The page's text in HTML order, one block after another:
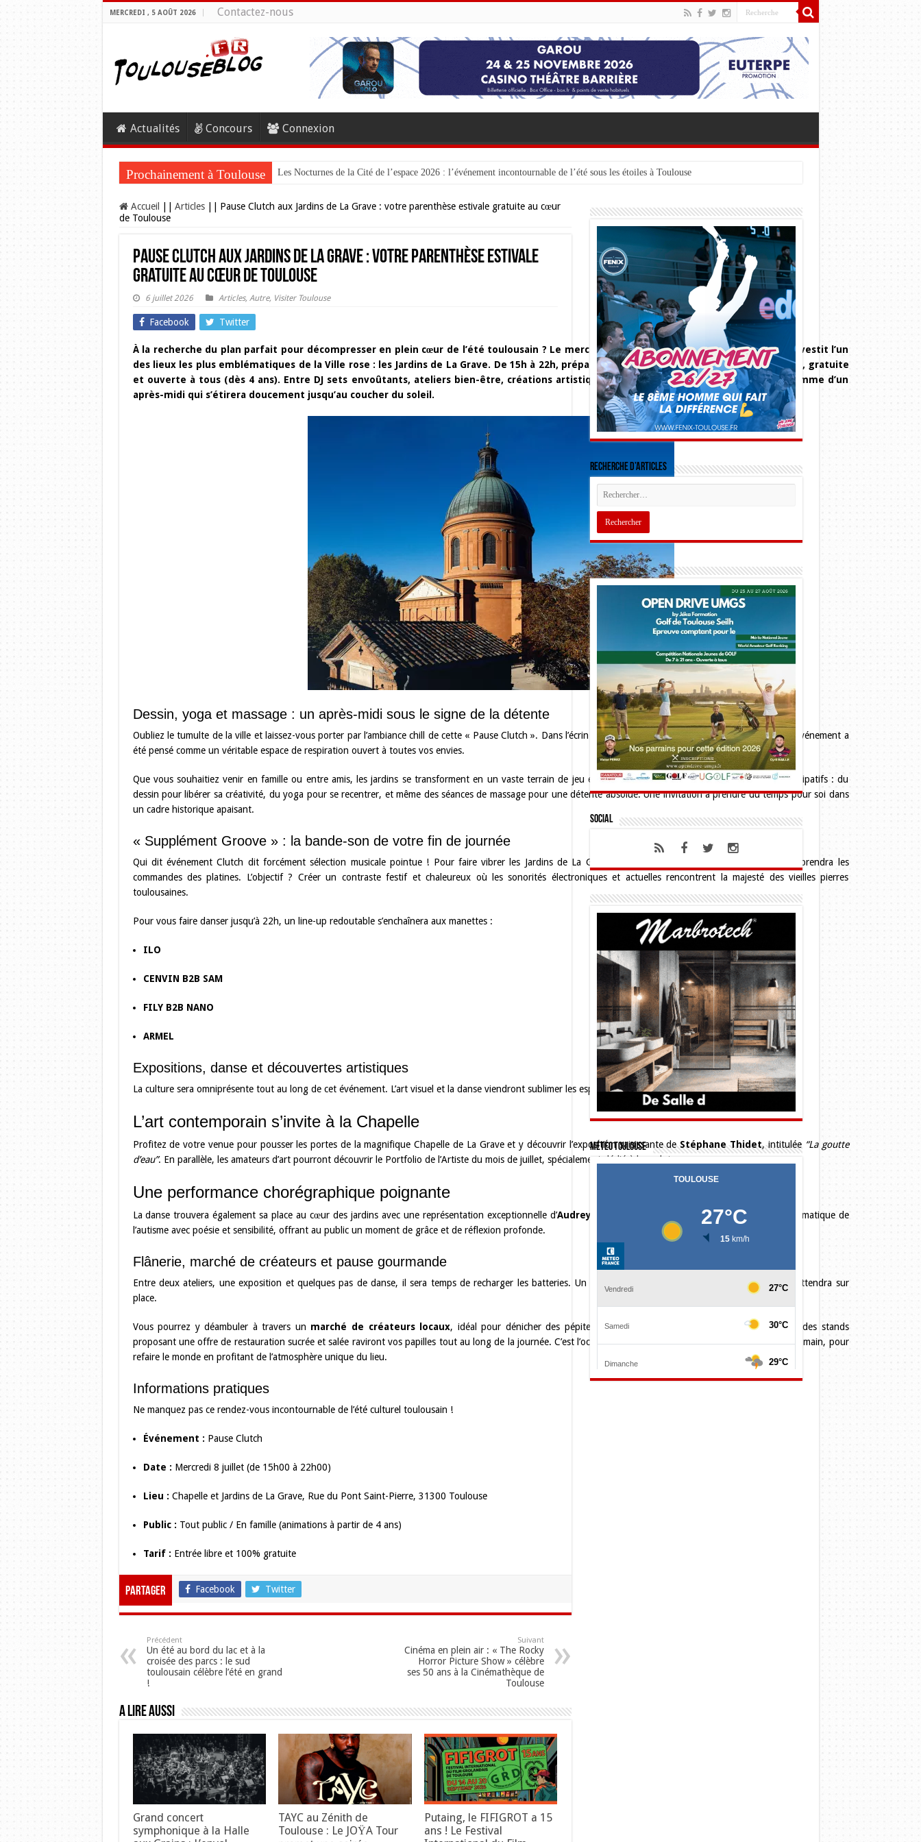
MERCREDI , 5 AOÛT 2026 Contactez-nous
Actualités Concours Connexion
Prochainement à Toulouse Les Nocturnes de la Cité de l’espace 2026 : l’événement incontournable de l’été sous les étoiles à Toulouse
Accueil Articles
Pause Clutch aux Jardins de La Grave : votre parenthèse estivale gratuite au cœur
de Toulouse
Pause Clutch aux Jardins de La Grave : votre parenthèse estivale
gratuite au cœur de Toulouse
6 juillet 2026 Articles, Autre, Visiter Toulouse
Facebook Twitter
À la recherche du plan parfait pour décompresser en plein cœur de l’été toulousain ? Le mercredi 8 juillet, le magazine culturel Clutch investit l’un
des lieux les plus emblématiques de la Ville rose : les Jardins de La Grave. De 15h à 22h, préparez-vous à vivre une parenthèse enchantée, gratuite
et ouverte à tous (dès 4 ans). Entre DJ sets envoûtants, ateliers bien-être, créations artistiques et gourmandises, découvrez le programme d’un
après-midi qui s’étirera doucement jusqu’au coucher du soleil.
Dessin, yoga et massage : un après-midi sous le signe de la détente
Oubliez le tumulte de la ville et laissez-vous porter par l’ambiance chill de cette « Pause Clutch ». Dans l’écrin exceptionnel et verdoyant du site de La Grave, l’événement a
été pensé comme un véritable espace de respiration ouvert à toutes vos envies.
Que vous souhaitiez venir en famille ou entre amis, les jardins se transforment en un vaste terrain de jeu et de relaxation. Au programme des ateliers participatifs : du
dessin pour libérer sa créativité, du yoga pour se recentrer, et même des séances de massage pour une détente absolue. Une invitation à prendre du temps pour soi dans
un cadre historique apaisant.
« Supplément Groove » : la bande-son de votre fin de journée
Qui dit événement Clutch dit forcément sélection musicale pointue ! Pour faire vibrer les Jardins de La Grave, la programmation
prendra les
commandes des platines. L’objectif ? Créer un contraste festif et chaleureux où les sonorités électroniques et actuelles rencontrent la majesté des vieilles pierres
toulousaines.
Pour vous faire danser jusqu’à 22h, un line-up redoutable s’enchaînera aux manettes :
ILO
CENVIN B2B SAM
FILY B2B NANO
ARMEL
Expositions, danse et découvertes artistiques
La culture sera omniprésente tout au long de cet événement. L’art visuel et la danse viendront sublimer les espaces du site de La Grave :
L’art contemporain s’invite à la Chapelle
Profitez de votre venue pour pousser les portes de la magnifique Chapelle de La Grave et y découvrir l’exposition saisissante deStéphane Thidet, intitulée “La goutte
d’eau”. En parallèle, les amateurs d’art pourront découvrir le Portfolio de l’Artiste du mois de juillet, spécialement dédié à la sculpture.
Une performance chorégraphique poignante
La danse trouvera également sa place au cœur des jardins avec une représentation exceptionnelle d’Audrey Jupille “2 avril 2006”aborde la thématique de
l’autisme avec poésie et sensibilité, offrant au public un moment de grâce et de réflexion profonde.
Flânerie, marché de créateurs et pause gourmande
Entre deux ateliers, une exposition et quelques pas de danse, il sera temps de recharger les batteries. Un espace entièrement pensé pour la flânerie vous attendra sur
place.
Vous pourrez y déambuler à travers un marché de créateurs locaux, idéal pour dénicher des pépites artisanales. Côté restauration, une buvette et des stands
proposant une offre de restauration sucrée et salée raviront vos papilles tout au long de la journée. C’est l’occasion rêvée de s’attabler entre amis, un verre à la main, pour
refaire le monde en profitant de l’atmosphère unique du lieu.
Informations pratiques
Ne manquez pas ce rendez-vous incontournable de l’été culturel toulousain !
Événement : Pause Clutch
Date : Mercredi 8 juillet (de 15h00 à 22h00)
Lieu : Chapelle et Jardins de La Grave, Rue du Pont Saint-Pierre, 31300 Toulouse
Public : Tout public / En famille (animations à partir de 4 ans)
Tarif : Entrée libre et 100% gratuite
Partager Facebook Twitter
Précédent
Un été au bord du lac et à la
croisée des parcs : le sud
toulousain célèbre l’été en grand
!
Suivant
Cinéma en plein air : « The Rocky
Horror Picture Show » célèbre
ses 50 ans à la Cinémathèque de
Toulouse
A lire aussi
Grand concert
symphonique à la Halle
TAYC au Zénith de
Toulouse : Le JOŸA Tour
Putaing, le FIFIGROT a 15
ans ! Le Festival
Recherche d’articles
Social
Météo Toulouse